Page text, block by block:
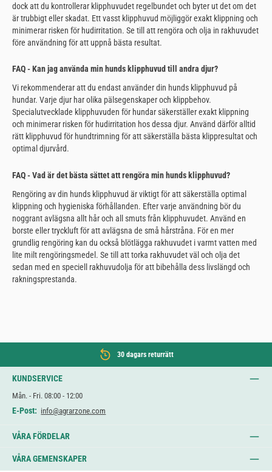
dock att du kontrollerar klipphuvudet regelbundet och byter ut det om det
är trubbigt eller skadat. Ett vasst klipphuvud möjliggör exakt klippning och
minimerar risken för hudirritation. Se till att rengöra och olja in rakhuvudet
före användning för att uppnå bästa resultat.
FAQ - Kan jag använda min hunds klipphuvud till andra djur?
Vi rekommenderar att du endast använder din hunds klipphuvud på
hundar. Varje djur har olika pälsegenskaper och klippbehov.
Specialutvecklade klipphuvuden för hundar säkerställer exakt klippning
och minimerar risken för hudirritation hos dessa djur. Använd därför alltid
rätt klipphuvud för hundtrimning för att säkerställa bästa klippresultat och
optimal djurvård.
FAQ - Vad är det bästa sättet att rengöra min hunds klipphuvud?
Rengöring av din hunds klipphuvud är viktigt för att säkerställa optimal
klippning och hygieniska förhållanden. Efter varje användning bör du
noggrant avlägsna allt hår och all smuts från klipphuvudet. Använd en
borste eller tryckluft för att avlägsna de små hårstråna. För en mer
grundlig rengöring kan du också blötlägga rakhuvudet i varmt vatten med
lite milt rengöringsmedel. Se till att torka rakhuvudet väl och olja det
sedan med en speciell rakhuvudolja för att bibehålla dess livslängd och
rakningsprestanda.
30 dagars returrätt
KUNDSERVICE
Mån. - Fri. 08:00 - 12:00
E-Post: info@agrarzone.com
VÅRA FÖRDELAR
VÅRA GEMENSKAPER